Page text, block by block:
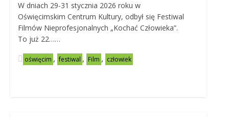
W dniach 29-31 stycznia 2026 roku w
Oświęcimskim Centrum Kultury, odbył się Festiwal
Filmów Nieprofesjonalnych „Kochać Człowieka”.
To już 22……
oświęcim , festiwal , Film , człowiek